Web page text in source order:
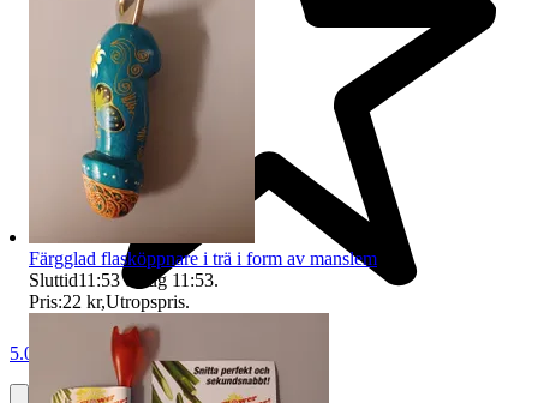
5.0
Färgglad flasköppnare i trä i form av manslem
Sluttid11:53 8 aug 11:53.
Pris:22 kr,Utropspris.